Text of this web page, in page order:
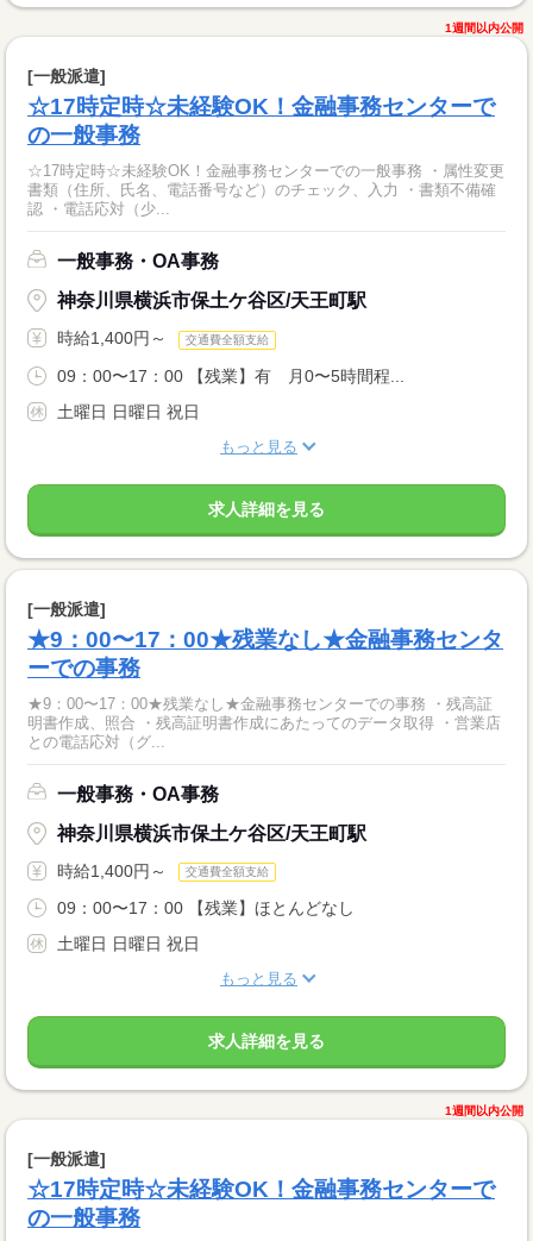
1週間以内公開
[一般派遣]
☆17時定時☆未経験OK！金融事務センターで
の一般事務
☆17時定時☆未経験OK！金融事務センターでの一般事務 ・属性変更
書類（住所、氏名、電話番号など）のチェック、入力 ・書類不備確
認 ・電話応対（少...
一般事務・OA事務
神奈川県横浜市保土ケ谷区/天王町駅
時給1,400円～ 交通費全額支給
09：00〜17：00 【残業】有 月0〜5時間程...
土曜日 日曜日 祝日
もっと見る
求人詳細を見る
[一般派遣]
★9：00〜17：00★残業なし★金融事務センタ
ーでの事務
★9：00〜17：00★残業なし★金融事務センターでの事務 ・残高証
明書作成、照合 ・残高証明書作成にあたってのデータ取得 ・営業店
との電話応対（グ...
一般事務・OA事務
神奈川県横浜市保土ケ谷区/天王町駅
時給1,400円～ 交通費全額支給
09：00〜17：00 【残業】ほとんどなし
土曜日 日曜日 祝日
もっと見る
求人詳細を見る
1週間以内公開
[一般派遣]
☆17時定時☆未経験OK！金融事務センターで
の一般事務